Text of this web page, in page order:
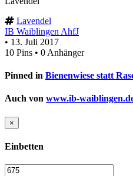
Lavendel
IB Waiblingen AhfJ
• 13. Juli 2017
10 Pins • 0 Anhänger
Pinned in Bienenwiese statt
Auch von www.ib-
×
Einbetten